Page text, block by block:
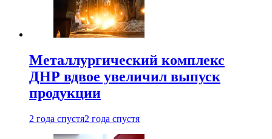
Металлургический комплекс
ДНР вдвое увеличил выпуск
продукции
2 года спустя2 года спустя